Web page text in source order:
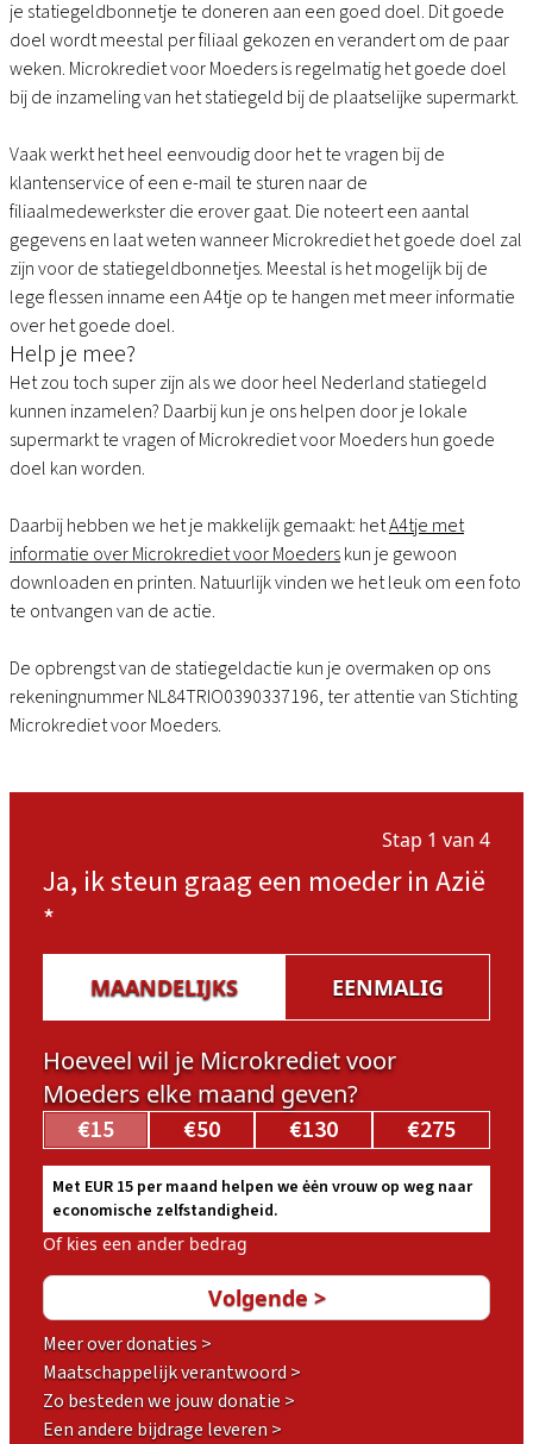
je statiegeldbonnetje te doneren aan een goed doel. Dit goede
doel wordt meestal per filiaal gekozen en verandert om de paar
weken. Microkrediet voor Moeders is regelmatig het goede doel
bij de inzameling van het statiegeld bij de plaatselijke supermarkt.
Vaak werkt het heel eenvoudig door het te vragen bij de
klantenservice of een e-mail te sturen naar de
filiaalmedewerkster die erover gaat. Die noteert een aantal
gegevens en laat weten wanneer Microkrediet het goede doel zal
zijn voor de statiegeldbonnetjes. Meestal is het mogelijk bij de
lege flessen inname een A4tje op te hangen met meer informatie
over het goede doel.
Help je mee?
Het zou toch super zijn als we door heel Nederland statiegeld
kunnen inzamelen? Daarbij kun je ons helpen door je lokale
supermarkt te vragen of Microkrediet voor Moeders hun goede
doel kan worden.
Daarbij hebben we het je makkelijk gemaakt: hetA4tje met
informatie over Microkrediet voor Moederskun je gewoon
downloaden en printen. Natuurlijk vinden we het leuk om een foto
te ontvangen van de actie.
De opbrengst van de statiegeldactie kun je overmaken op ons
rekeningnummer NL84TRIO0390337196, ter attentie van Stichting
Microkrediet voor Moeders.
Stap 1 van 4
Ja, ik steun graag een moeder in Azië
*
MAANDELIJKS EENMALIG
Hoeveel wil je Microkrediet voor
Moeders elke maand geven?
€15 €50 €130 €275
Met EUR 15 per maand helpen we ėėn vrouw op weg naar
economische zelfstandigheid.
Of kies een ander bedrag
Meer over donaties >
Maatschappelijk verantwoord >
Zo besteden we jouw donatie >
Een andere bijdrage leveren >